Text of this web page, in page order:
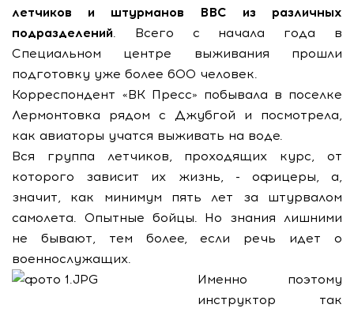
летчиков и штурманов ВВС из различных
подразделений. Всего с начала года в
Специальном центре выживания прошли
подготовку уже более 600 человек.
Корреспондент «ВК Пресс» побывала в поселке
Лермонтовка рядом с Джубгой и посмотрела,
как авиаторы учатся выживать на воде.
Вся группа летчиков, проходящих курс, от
которого зависит их жизнь, - офицеры, а,
значит, как минимум пять лет за штурвалом
самолета. Опытные бойцы. Но знания лишними
не бывают, тем более, если речь идет о
военнослужащих.
Именно поэтому
инструктор так